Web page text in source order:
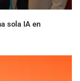
sola IA en